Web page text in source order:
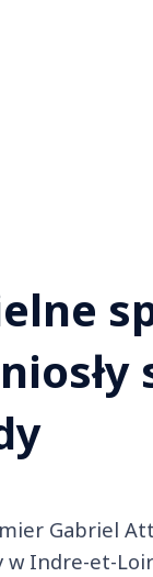
Gabriel
w Indre-et-